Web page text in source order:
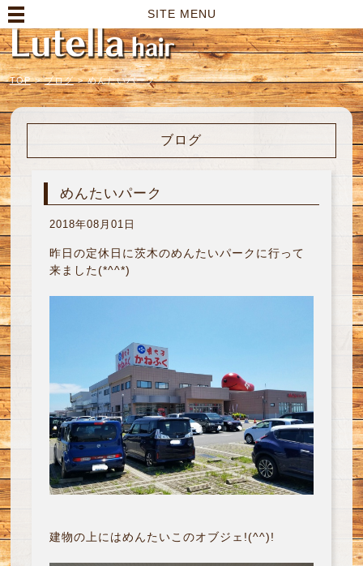
SITE MENU
TOP > ブログ > めんたいパーク
ブログ
めんたいパーク
2018年08月01日
昨日の定休日に茨木のめんたいパークに行って
来ました(*^^*)
建物の上にはめんたいこのオブジェ!(^^)!